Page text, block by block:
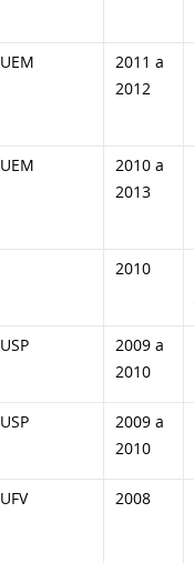
UEM
2011 a
2012
UEM
2010 a
2013
2010
USP
2009 a
2010
USP
2009 a
2010
UFV 2008